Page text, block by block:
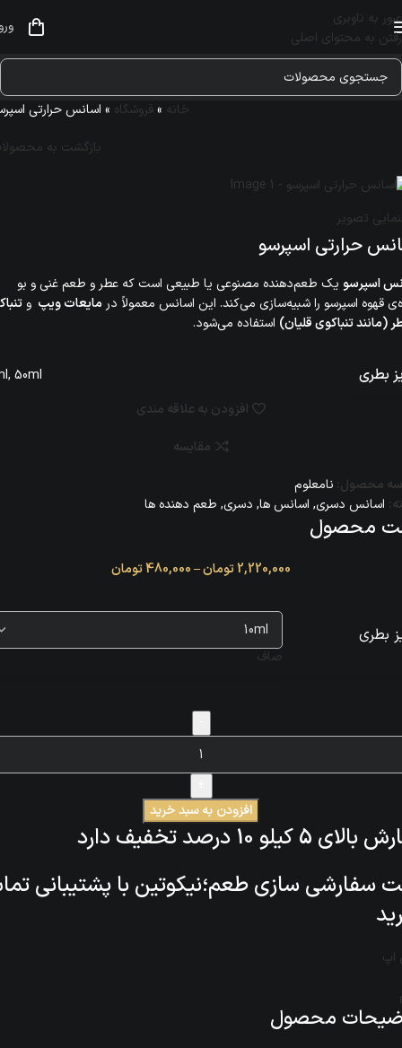
عبور به ناوبری
رفتن به محتوای اصلی
خانه »فروشگاه » اسانس حرارتی
بازگشت به
تصویر
حرارتی اسپرسو
اسپرسو یک طعم‌دهنده مصنوعی یا طبیعی است که عطر و طعم غنی و بو
قهوه اسپرسو را شبیه‌سازی می‌کند. این اسانس معمولاً در مایعات ویپ و
(مانند تنباکوی قلیان) استفاده می‌شود.
بطری , 50ml
افزودن به علاقه مندی
مقایسه
محصول: نامعلوم
اسانس دسری, اسانس‌ ها, دسری, طعم دهنده ها
محصول
2,220,000تومان–
480,000تومان
بطری
صاف
افزودن به سبد خرید
5 کیلو 10 درصد تخفیف دارد
سفارشی سازی طعم؛نیکوتین با پشتیبانی
اپ
محصول